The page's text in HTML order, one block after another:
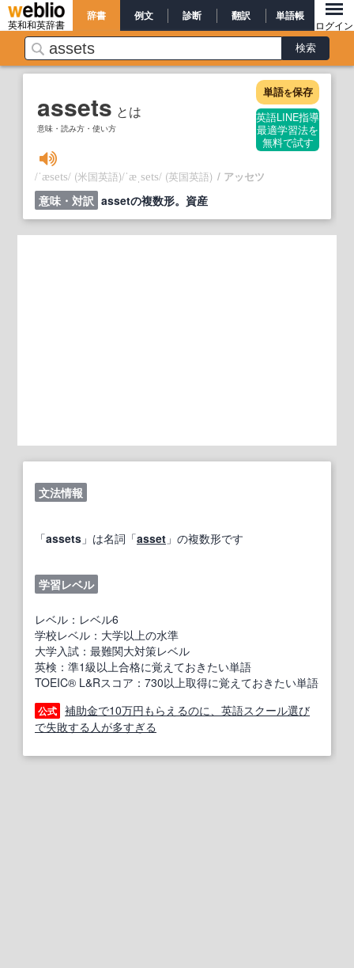
英和和英辞書
辞書 例文 診断 翻訳 単語帳
ログイン
assets とは
意味・読み方・使い方
単語を保存
英語LINE指導
最適学習法を
無料で試す
/ˈæsets/ (米国英語)/ˈæˌsets/ (英国英語) アッセツ
意味・対訳 assetの複数形。資産
文法情報
「assets 」は名詞「asset 」の複数形です
学習レベル
レベル：レベル6
学校レベル：大学以上の水準
大学入試：最難関大対策レベル
英検：準1級以上合格に覚えておきたい単語
TOEIC® L&Rスコア：730以上取得に覚えておきたい単語
公式 補助金で10万円もらえるのに、英語スクール選び
で失敗する人が多すぎる